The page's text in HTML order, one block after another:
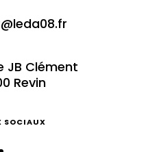
JB Clément
Revin
SOCIAUX